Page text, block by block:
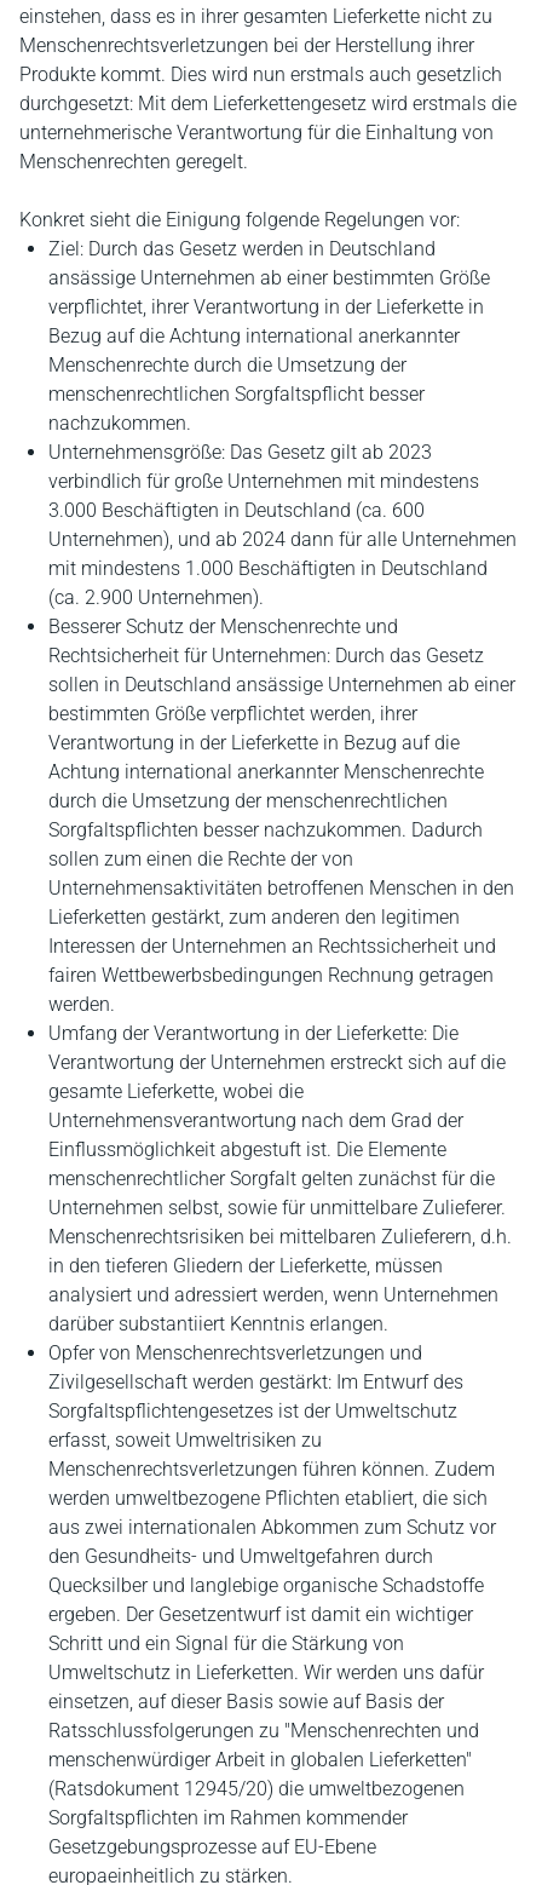
einstehen, dass es in ihrer gesamten Lieferkette nicht zu
Menschenrechtsverletzungen bei der Herstellung ihrer
Produkte kommt. Dies wird nun erstmals auch gesetzlich
durchgesetzt: Mit dem Lieferkettengesetz wird erstmals die
unternehmerische Verantwortung für die Einhaltung von
Menschenrechten geregelt.
Konkret sieht die Einigung folgende Regelungen vor:
Ziel: Durch das Gesetz werden in Deutschland
ansässige Unternehmen ab einer bestimmten Größe
verpflichtet, ihrer Verantwortung in der Lieferkette in
Bezug auf die Achtung international anerkannter
Menschenrechte durch die Umsetzung der
menschenrechtlichen Sorgfaltspflicht besser
nachzukommen.
Unternehmensgröße: Das Gesetz gilt ab 2023
verbindlich für große Unternehmen mit mindestens
3.000 Beschäftigten in Deutschland (ca. 600
Unternehmen), und ab 2024 dann für alle Unternehmen
mit mindestens 1.000 Beschäftigten in Deutschland
(ca. 2.900 Unternehmen).
Besserer Schutz der Menschenrechte und
Rechtsicherheit für Unternehmen: Durch das Gesetz
sollen in Deutschland ansässige Unternehmen ab einer
bestimmten Größe verpflichtet werden, ihrer
Verantwortung in der Lieferkette in Bezug auf die
Achtung international anerkannter Menschenrechte
durch die Umsetzung der menschenrechtlichen
Sorgfaltspflichten besser nachzukommen. Dadurch
sollen zum einen die Rechte der von
Unternehmensaktivitäten betroffenen Menschen in den
Lieferketten gestärkt, zum anderen den legitimen
Interessen der Unternehmen an Rechtssicherheit und
fairen Wettbewerbsbedingungen Rechnung getragen
werden.
Umfang der Verantwortung in der Lieferkette: Die
Verantwortung der Unternehmen erstreckt sich auf die
gesamte Lieferkette, wobei die
Unternehmensverantwortung nach dem Grad der
Einflussmöglichkeit abgestuft ist. Die Elemente
menschenrechtlicher Sorgfalt gelten zunächst für die
Unternehmen selbst, sowie für unmittelbare Zulieferer.
Menschenrechtsrisiken bei mittelbaren Zulieferern, d.h.
in den tieferen Gliedern der Lieferkette, müssen
analysiert und adressiert werden, wenn Unternehmen
darüber substantiiert Kenntnis erlangen.
Opfer von Menschenrechtsverletzungen und
Zivilgesellschaft werden gestärkt: Im Entwurf des
Sorgfaltspflichtengesetzes ist der Umweltschutz
erfasst, soweit Umweltrisiken zu
Menschenrechtsverletzungen führen können. Zudem
werden umweltbezogene Pflichten etabliert, die sich
aus zwei internationalen Abkommen zum Schutz vor
den Gesundheits- und Umweltgefahren durch
Quecksilber und langlebige organische Schadstoffe
ergeben. Der Gesetzentwurf ist damit ein wichtiger
Schritt und ein Signal für die Stärkung von
Umweltschutz in Lieferketten. Wir werden uns dafür
einsetzen, auf dieser Basis sowie auf Basis der
Ratsschlussfolgerungen zu "Menschenrechten und
menschenwürdiger Arbeit in globalen Lieferketten"
(Ratsdokument 12945/20) die umweltbezogenen
Sorgfaltspflichten im Rahmen kommender
Gesetzgebungsprozesse auf EU-Ebene
europaeinheitlich zu stärken.